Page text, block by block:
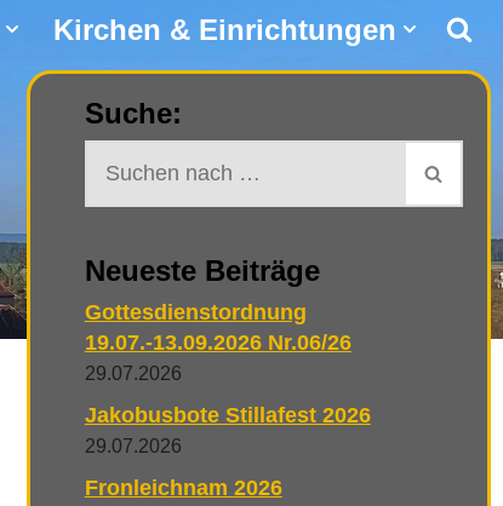
Kirchen & Einrichtungen
Suche:
Neueste Beiträge
Gottesdienstordnung
19.07.-13.09.2026 Nr.06/26
29.07.2026
Jakobusbote Stillafest 2026
29.07.2026
Fronleichnam 2026